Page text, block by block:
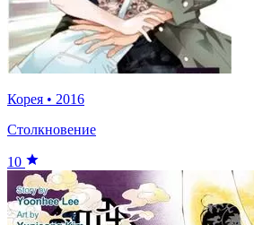
Корея • 2016
Столкновение
10